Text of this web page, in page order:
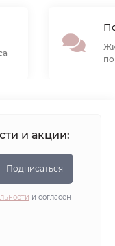
и акции:
Подписаться
и согласен